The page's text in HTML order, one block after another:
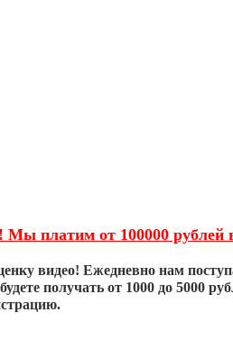
Мы платим от 100000 рублей
видео! Ежедневно нам
получать от 1000 до 5000